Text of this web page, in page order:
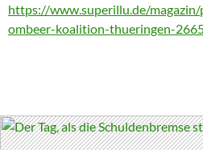
https://www.superillu.de/
ombeer-koalition-thueringen-